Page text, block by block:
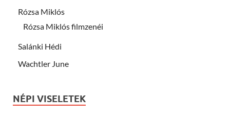
Rózsa Miklós
Rózsa Miklós filmzenéi
Salánki Hédi
Wachtler June
NÉPI VISELETEK